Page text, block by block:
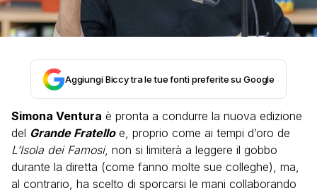
Aggiungi Biccy tra le tue fonti preferite su Google
Simona Ventura è pronta a condurre la nuova edizione
del Grande Fratelloe, proprio come ai tempi d’oro de
L’Isola dei Famosi, non si limiterà a leggere il gobbo
durante la diretta (come fanno molte sue colleghe), ma,
al contrario, ha scelto di sporcarsi le mani collaborando